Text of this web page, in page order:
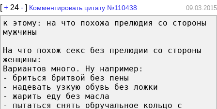
[+ 24 - ] Комментировать цитату №110438 09.03.2015
к этому: на что похожа прелюдия со стороны
мужчины
На что похож секс без прелюдии со стороны
женщины:
Вариантов много. Ну например:
- бриться бритвой без пены
- надевать узкую обувь без ложки
- жарить еду без масла
- пытаться снять обручальное кольцо с